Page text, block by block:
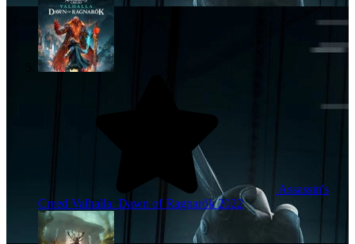
Assassin's
Creed Valhalla: Dawn of Ragnarök2022